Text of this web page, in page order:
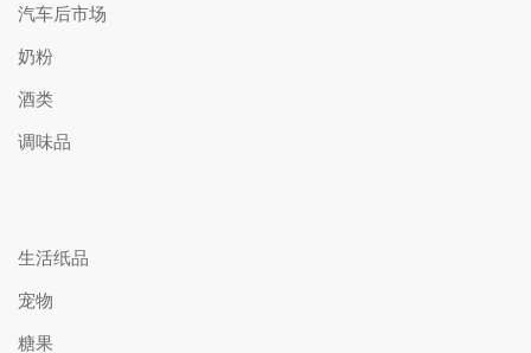
汽车后市场
奶粉
酒类
调味品
生活纸品
宠物
糖果